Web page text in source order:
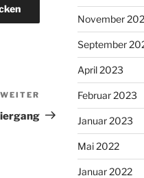
Nächster
Beitrag
WEITER
November
September
April 2023
Februar 2023
Januar 2023
Mai 2022
Januar 2022